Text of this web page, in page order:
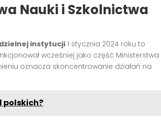
Nauki i Szkolnictwa
instytucji1 stycznia 2024 roku to
wcześniej jako część Ministerstwa
oznacza skoncentrowanie działań na
polskich?